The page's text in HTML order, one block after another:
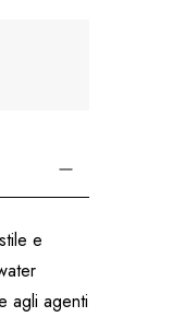
e
agli agenti